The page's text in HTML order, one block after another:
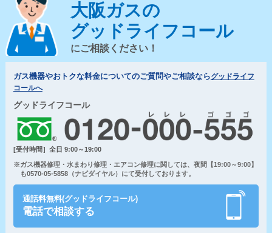
大阪ガスの
グッドライフコール
にご相談ください！
ガス機器やおトクな料金についてのご質問やご相談ならグッドライフ
コールへ
グッドライフコール
[受付時間］全日 9:00～19:00
※ガス機器修理・水まわり修理・エアコン修理に関しては、夜間【19:00～9:00】
も0570-05-5858（ナビダイヤル）にて受付しております。
通話料無料(グッドライフコール)
電話で相談する